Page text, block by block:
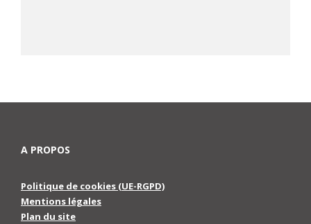
A PROPOS
Politique de cookies (UE-RGPD)
Mentions légales
Plan du site